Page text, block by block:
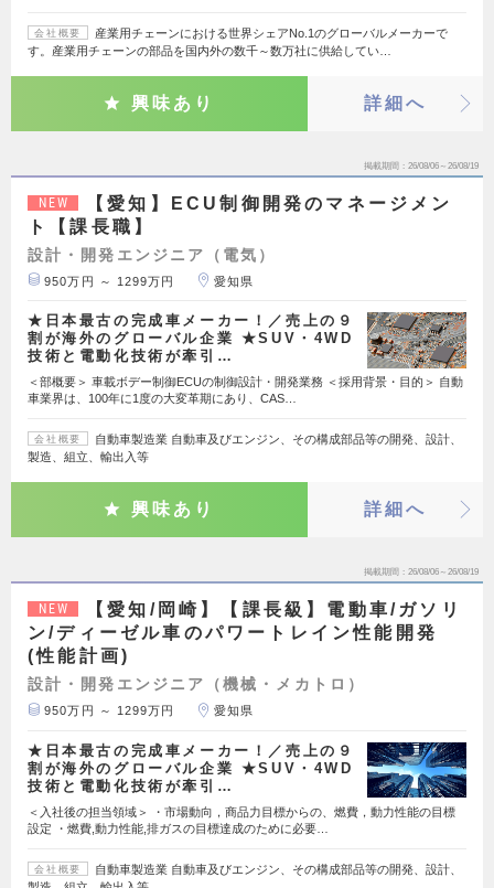
会社概要
産業用チェーンにおける世界シェアNo.1のグローバルメーカーで
す。産業用チェーンの部品を国内外の数千～数万社に供給してい…
興味あり 詳細へ
掲載期間 26/08/06～26/08/19
NEW
【愛知】ECU制御開発のマネージメン
ト【課長職】
設計・開発エンジニア（電気）
950万円 ～ 1299万円 愛知県
★日本最古の完成車メーカー！／売上の９
割が海外のグローバル企業 ★SUV・4WD
技術と電動化技術が牽引…
＜部概要＞ 車載ボデー制御ECUの制御設計・開発業務 ＜採用背景・目的＞ 自動
車業界は、100年に1度の大変革期にあり、CAS…
会社概要
自動車製造業 自動車及びエンジン、その構成部品等の開発、設計、
製造、組立、輸出入等
興味あり 詳細へ
掲載期間 26/08/06～26/08/19
NEW
【愛知/岡崎】【課長級】電動車/ガソリ
ン/ディーゼル車のパワートレイン性能開発
(性能計画)
設計・開発エンジニア（機械・メカトロ）
950万円 ～ 1299万円 愛知県
★日本最古の完成車メーカー！／売上の９
割が海外のグローバル企業 ★SUV・4WD
技術と電動化技術が牽引…
＜入社後の担当領域＞ ・市場動向，商品力目標からの、燃費，動力性能の目標
設定 ・燃費,動力性能,排ガスの目標達成のために必要…
会社概要
自動車製造業 自動車及びエンジン、その構成部品等の開発、設計、